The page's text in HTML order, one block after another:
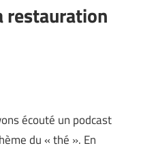
restauration
écouté un podcast
du « thé ». En